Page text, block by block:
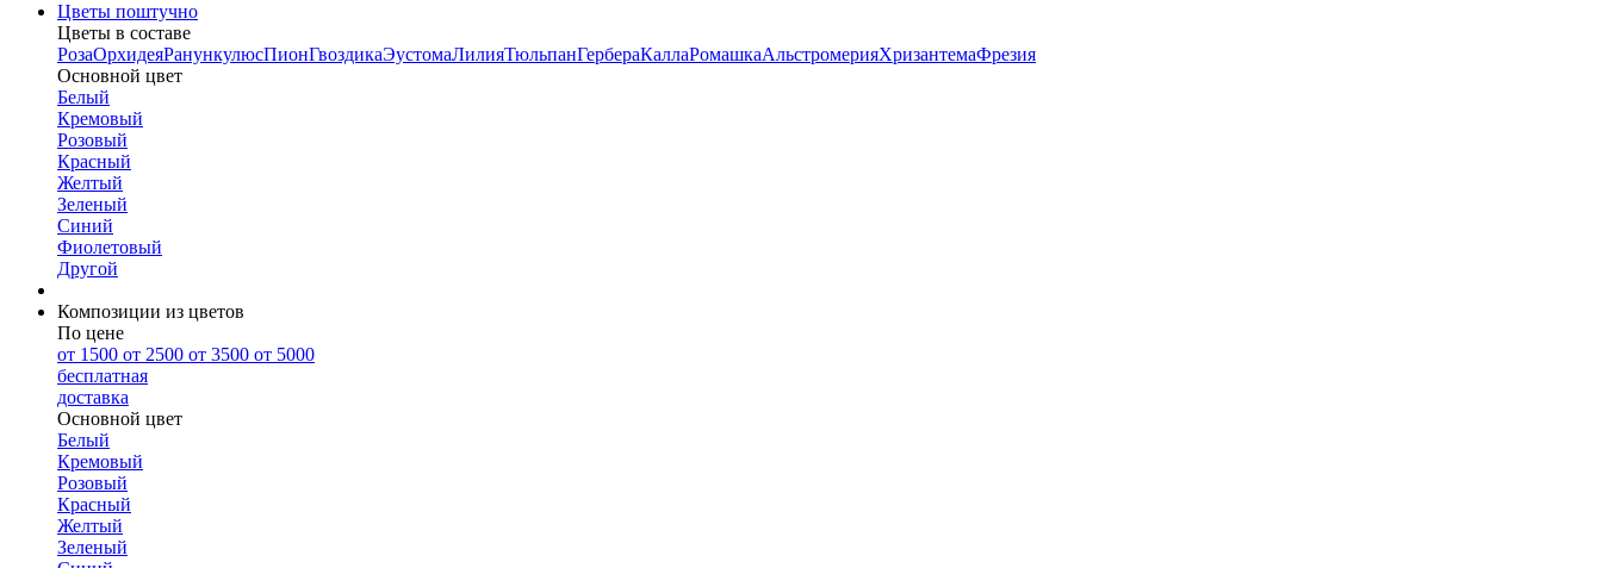
Цветы поштучно
Цветы в составе
РозаОрхидеяРанункулюсПионГвоздикаЭустомаЛилияТюльпанГербераКаллаРомашкаАльстромерияХризантемаФрезия
Основной цвет
Белый
Кремовый
Розовый
Красный
Желтый
Зеленый
Синий
Фиолетовый
Другой
Композиции из цветов
По цене
от 1500 от 2500 от 3500 от 5000
бесплатная
доставка
Основной цвет
Белый
Кремовый
Розовый
Красный
Желтый
Зеленый